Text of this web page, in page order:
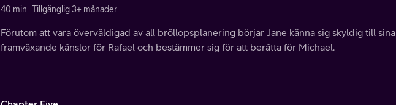
40 min Tillgänglig 3+ månader
Förutom att vara överväldigad av all bröllopsplanering börjar Jane känna sig skyldig till sina
framväxande känslor för Rafael och bestämmer sig för att berätta för Michael.